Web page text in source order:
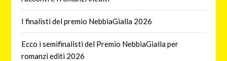
I finalisti del premio NebbiaGialla 2026
Ecco i semifinalisti del Premio NebbiaGialla per
romanzi editi 2026